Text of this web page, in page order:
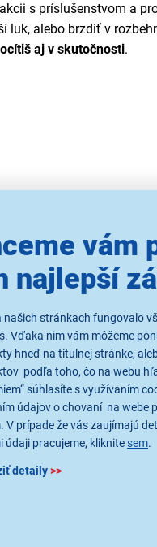
vám
najlepší
našich stránkach fungovalo
Vďaka nim vám môžeme
hneď na titulnej stránke,
podľa toho, čo na webu
súhlasíte s využívaním
údajov o chovaní na webe
V prípade že vás zaujímajú
údaji pracujeme, kliknite sem.
detaily>>
s príslušenstvom a
luk, alebo brzdiť v
aj v skutočnosti.
a